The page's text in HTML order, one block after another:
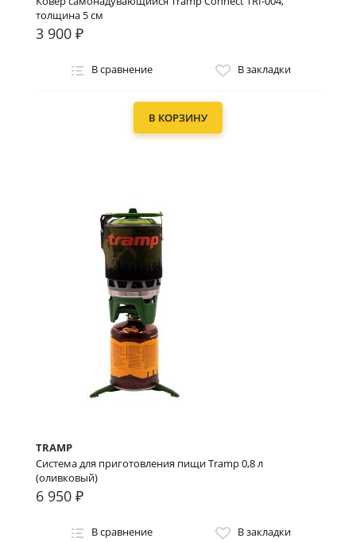
толщина 5 см
3 900 ₽
В сравнение В закладки
В КОРЗИНУ
TRAMP
Система для приготовления пищи Tramp 0,8 л
(оливковый)
6 950 ₽
В сравнение В закладки